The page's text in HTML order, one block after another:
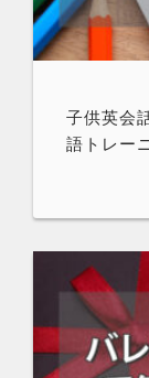
子供英会
語トレー